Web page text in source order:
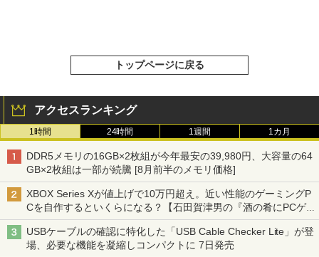
トップページに戻る
アクセスランキング
1時間 24時間 1週間 1カ月
DDR5メモリの16GB×2枚組が今年最安の39,980円、大容量の64
GB×2枚組は一部が続騰 [8月前半のメモリ価格]
XBOX Series Xが値上げで10万円超え。近い性能のゲーミングP
Cを自作するといくらになる？【石田賀津男の『酒の肴にPCゲ
ーム』】
USBケーブルの確認に特化した「USB Cable Checker Lite」が登
場、必要な機能を凝縮しコンパクトに 7日発売